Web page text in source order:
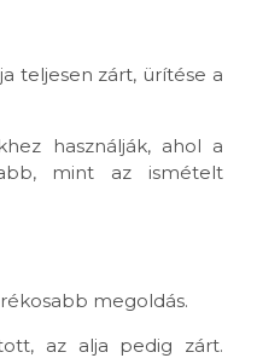
teljesen zárt, ürítése a
használják, ahol a
mint az ismételt
megoldás.
az alja pedig zárt.